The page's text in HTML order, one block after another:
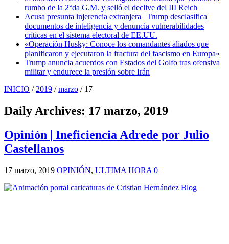
rumbo de la 2°da G.M. y selló el declive del III Reich
Acusa presunta injerencia extranjera | Trump desclasifica
documentos de inteligencia y denuncia vulnerabilidades
críticas en el sistema electoral de EE.UU.
«Operación Husky: Conoce los comandantes aliados que
planificaron y ejecutaron la fractura del fascismo en Europa»
Trump anuncia acuerdos con Estados del Golfo tras ofensiva
militar y endurece la presión sobre Irán
INICIO / 2019 / marzo / 17
Daily Archives: 17 marzo, 2019
Opinión | Ineficiencia Adrede por Julio
Castellanos
17 marzo, 2019 OPINIÓN, ULTIMA HORA 0